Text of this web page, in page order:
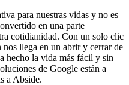
para nuestras vidas y no es
en una parte
cotidianidad. Con un solo clic
llega en un abrir y cerrar de
hecho la vida más fácil y sin
de Google están a
a Abside.